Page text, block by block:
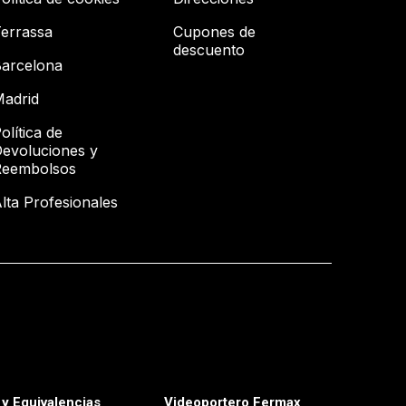
de
y
Profesionales
Cupones de
descuento
Equivalencias Videoportero Fermax